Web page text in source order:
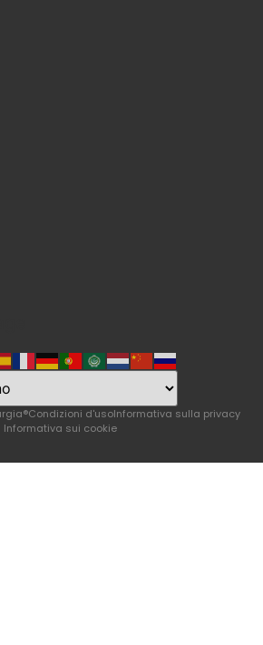
Condizioni d'usoInformativa sulla privacy
Informativa sui cookie